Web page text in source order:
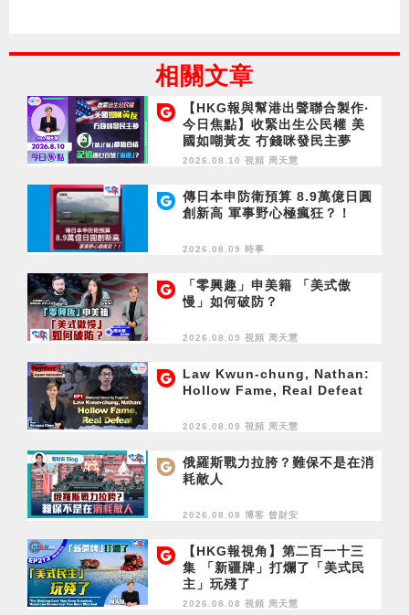
相關文章
【HKG報與幫港出聲聯合製作‧
今日焦點】收緊出生公民權 美
國如嘲黃友 冇錢咪發民主夢
「質」「量」都唔合格 記協憑
2026.08.10 視頻 周天慧
傳日本申防衛預算 8.9萬億日圓
創新高 軍事野心極瘋狂？！
2026.08.09 時事
「零興趣」申美籍 「美式傲
慢」如何破防？
2026.08.09 視頻 周天慧
Law Kwun-chung, Nathan:
Hollow Fame, Real Defeat
2026.08.09 視頻 周天慧
俄羅斯戰力拉胯？難保不是在消
耗敵人
2026.08.08 博客 曾財安
【HKG報視角】第二百一十三
集 「新疆牌」打爛了「美式民
主」玩殘了
2026.08.08 視頻 周天慧